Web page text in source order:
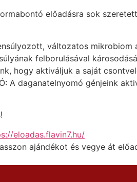
előadásra sok
változatos
felborulásával
hogy aktiváljuk a saját
A daganatelnyomó génjeink
eloadas.flavin7.hu/
ajándékot és vegye át